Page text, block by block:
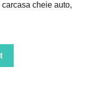
cheie auto,